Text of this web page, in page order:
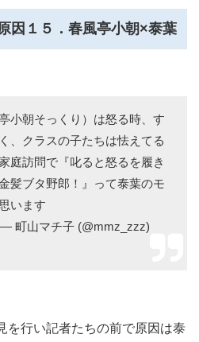
因１５．春風亭小朝×泰葉
小朝そっくり）は怒る時、す
、クラスの子たちは怯えてる
庭訪問で『叱ると怒るを履き
髪ブタ野郎！』って泰葉のモ
います
— 町山マチ子 (@mmz_zzz)
を行い記者たちの前で原因は泰